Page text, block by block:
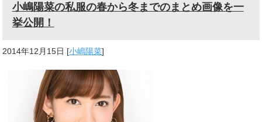
小嶋陽菜の私服の春から冬までのまとめ画像を一
挙公開！
2014年12月15日 [小嶋陽菜]